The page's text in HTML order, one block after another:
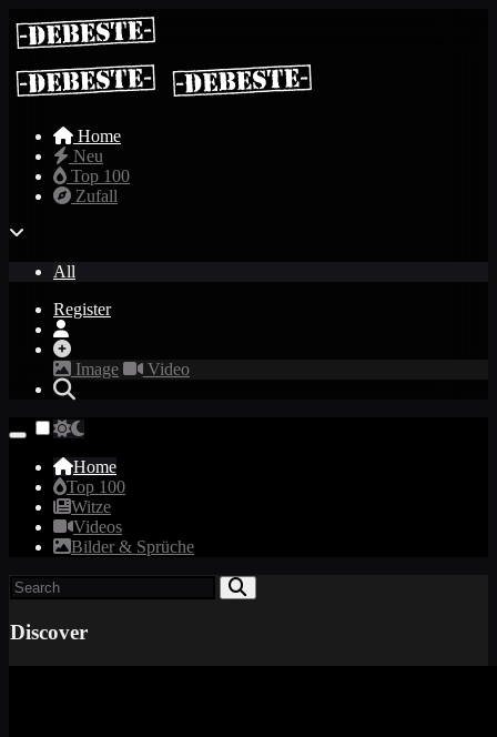
Home
Neu
Top 100
Zufall
All
Register
Image Video
Home
Top 100
Witze
Videos
Bilder & Sprüche
Discover